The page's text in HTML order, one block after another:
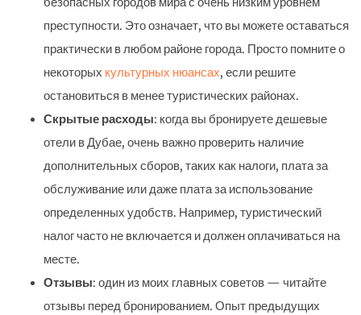
преступности. Это означает, что вы можете оставаться
практически в любом районе города. Просто помните о
некоторых культурных нюансах, если решите
остановиться в менее туристических районах.
Скрытые расходы: когда вы бронируете дешевые
отели в Дубае, очень важно проверить наличие
дополнительных сборов, таких как налоги, плата за
обслуживание или даже плата за использование
определенных удобств. Например, туристический
налог часто не включается и должен оплачиваться на
месте.
Отзывы: один из моих главных советов — читайте
отзывы перед бронированием. Опыт предыдущих